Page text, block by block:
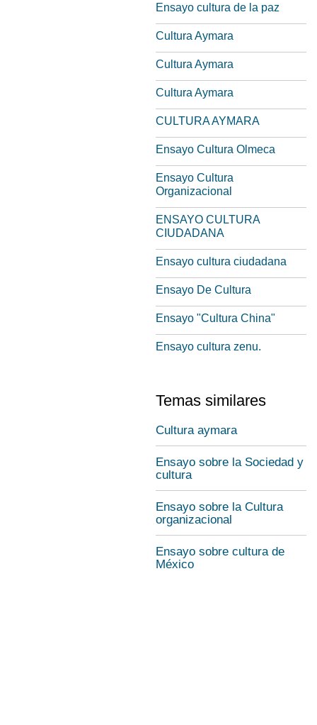
Ensayo cultura de la paz
Cultura Aymara
Cultura Aymara
Cultura Aymara
CULTURA AYMARA
Ensayo Cultura Olmeca
Ensayo Cultura
Organizacional
ENSAYO CULTURA
CIUDADANA
Ensayo cultura ciudadana
Ensayo De Cultura
Ensayo "Cultura China"
Ensayo cultura zenu.
Temas similares
Cultura aymara
Ensayo sobre la Sociedad y
cultura
Ensayo sobre la Cultura
organizacional
Ensayo sobre cultura de
México